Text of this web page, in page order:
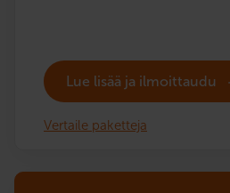
Lue lisää ja ilmoittaudu
Vertaile paketteja